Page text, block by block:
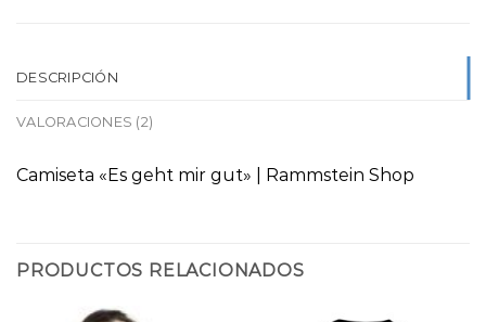
DESCRIPCIÓN
VALORACIONES (2)
Camiseta «Es geht mir gut» | Rammstein Shop
PRODUCTOS RELACIONADOS